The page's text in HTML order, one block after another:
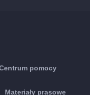
pomocy
Materiały prasowe